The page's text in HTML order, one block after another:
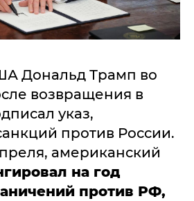
Дональд Трамп во
возвращения в
указ,
против России.
американский
на год
против РФ,